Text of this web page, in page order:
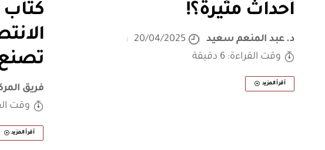
أحداث مثيرة؟!
د. عبد المنعم سعيد
20/04/2025
وقت القراءة: 6 دقيقة
أقرأ المزيد فريق
وقت
أقرأ المزيد